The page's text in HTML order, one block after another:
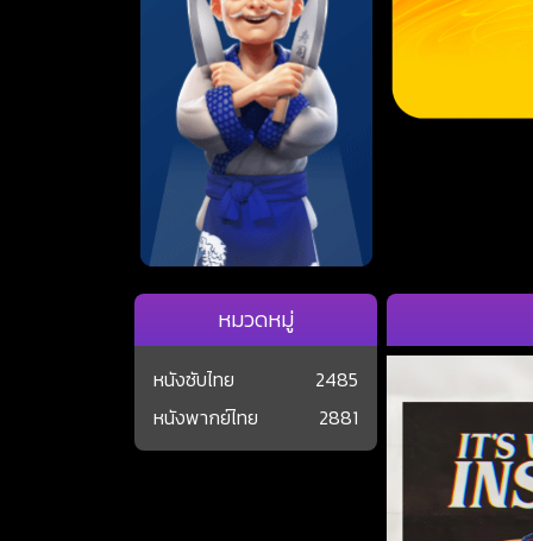
หมวดหมู่
หนังซับไทย
2485
หนังพากย์ไทย
2881